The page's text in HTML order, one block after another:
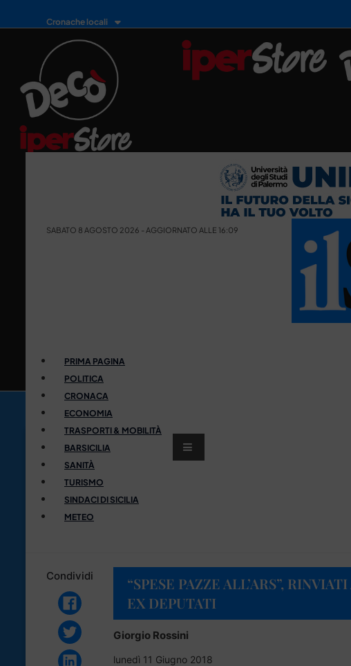
Cronache locali
SABATO 8 AGOSTO 2026 - AGGIORNATO ALLE 16:09
PRIMA PAGINA
POLITICA
CRONACA
ECONOMIA
TRASPORTI & MOBILITÀ
BARSICILIA
SANITÀ
TURISMO
SINDACI DI SICILIA
METEO
Condividi
“SPESE PAZZE ALL’ARS”,
EX DEPUTATI
Giorgio Rossini
lunedì 11 Giugno 2018